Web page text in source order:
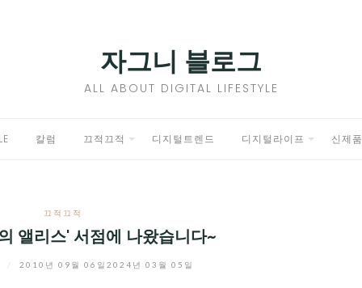
자그니 블로그
ALL ABOUT DIGITAL LIFESTYLE
칼럼 끄적끄적 디지털트렌드 디지털라이프 신제품
끄적끄적
앨리스' 서점에 나왔습니다~
2010년 09월 06일2024년 03월 05일